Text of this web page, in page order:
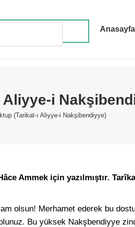
Anasayfa
Aliyye-i
(Tarikat-ı Aliyye-i Nakşibendiyye)
Ammek için yazılmıştır.
olsun! Merhamet ederek bu
Bu yüksek Nakşbendiyye